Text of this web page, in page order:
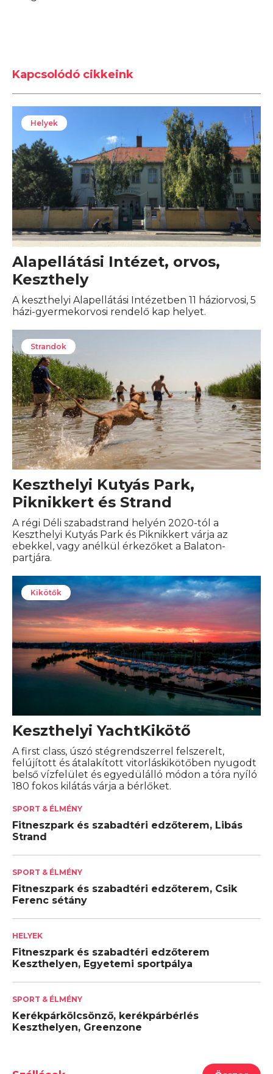
Kapcsolódó cikkeink
Helyek
Alapellátási Intézet, orvos,
Keszthely
A keszthelyi Alapellátási Intézetben 11 háziorvosi, 5
házi-gyermekorvosi rendelő kap helyet.
Strandok
Keszthelyi Kutyás Park,
Piknikkert és Strand
A régi Déli szabadstrand helyén 2020-tól a
Keszthelyi Kutyás Park és Piknikkert várja az
ebekkel, vagy anélkül érkezőket a Balaton-
partjára.
Kikötők
Keszthelyi YachtKikötő
A first class, úszó stégrendszerrel felszerelt,
felújított és átalakított vitorláskikötőben nyugodt
belső vízfelület és egyedülálló módon a tóra nyíló
180 fokos kilátás várja a bérlőket.
SPORT & ÉLMÉNY
Fitneszpark és szabadtéri edzőterem, Libás
Strand
SPORT & ÉLMÉNY
Fitneszpark és szabadtéri edzőterem, Csik
Ferenc sétány
HELYEK
Fitneszpark és szabadtéri edzőterem
Keszthelyen, Egyetemi sportpálya
SPORT & ÉLMÉNY
Kerékpárkölcsönző, kerékpárbérlés
Keszthelyen, Greenzone